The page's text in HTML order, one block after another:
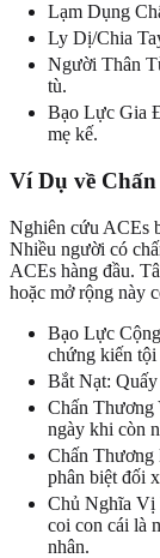
Lạm Dụng
Ly Dị/Chia
Người Thân
tù.
Bạo Lực Gia
mẹ kế.
Ví Dụ về
Nghiên cứu ACEs
Nhiều người có
ACEs hàng đầu.
hoặc mở rộng này
Bạo Lực
chứng kiến tội
Bắt Nạt:
Chấn Thương
ngày khi còn
Chấn Thương
phân biệt đối
Chủ Nghĩa Vị
coi con cái là
nhân.